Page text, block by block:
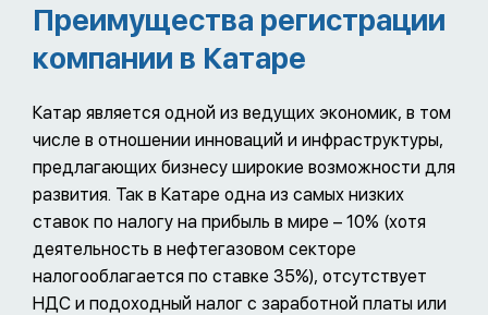
Преимущества регистрации
компании в Катаре
Катар является одной из ведущих экономик, в том
числе в отношении инноваций и инфраструктуры,
предлагающих бизнесу широкие возможности для
развития. Так в Катаре одна из самых низких
ставок по налогу на прибыль в мире – 10% (хотя
деятельность в нефтегазовом секторе
налогооблагается по ставке 35%), отсутствует
НДС и подоходный налог с заработной платы или